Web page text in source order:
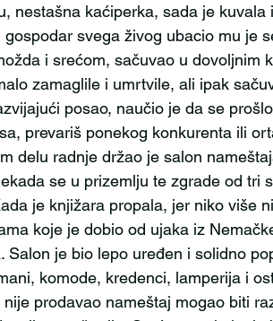
nestašna kaćiperka, sada je
gospodar svega živog ubacio mu je
i srećom, sačuvao u dovoljnim
zamaglile i umrtvile, ali ipak
posao, naučio je da se
prevariš ponekog konkurenta ili
se u prizemlju te zgrade od tri
je knjižara propala, jer niko više
koje je dobio od ujaka iz
Salon je bio lepo uređen i solidno
komode, kredenci, lamperija i
nije prodavao nameštaj mogao biti